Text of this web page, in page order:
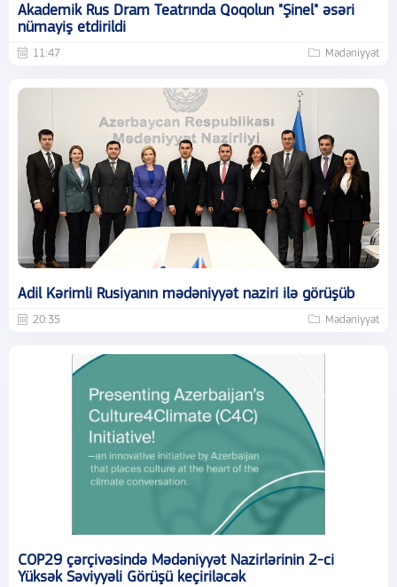
Akademik Rus Dram Teatrında Qoqolun "Şinel" əsəri
nümayiş etdirildi
11:47 Mədəniyyət
Adil Kərimli Rusiyanın mədəniyyət naziri ilə görüşüb
20:35 Mədəniyyət
COP29 çərçivəsində Mədəniyyət Nazirlərinin 2-ci
Yüksək Səviyyəli Görüşü keçiriləcək